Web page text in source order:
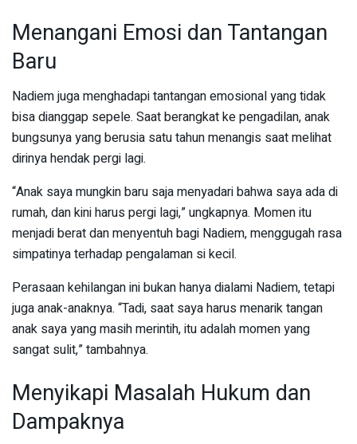
Menangani Emosi dan Tantangan
Baru
Nadiem juga menghadapi tantangan emosional yang tidak
bisa dianggap sepele. Saat berangkat ke pengadilan, anak
bungsunya yang berusia satu tahun menangis saat melihat
dirinya hendak pergi lagi.
“Anak saya mungkin baru saja menyadari bahwa saya ada di
rumah, dan kini harus pergi lagi,” ungkapnya. Momen itu
menjadi berat dan menyentuh bagi Nadiem, menggugah rasa
simpatinya terhadap pengalaman si kecil.
Perasaan kehilangan ini bukan hanya dialami Nadiem, tetapi
juga anak-anaknya. “Tadi, saat saya harus menarik tangan
anak saya yang masih merintih, itu adalah momen yang
sangat sulit,” tambahnya.
Menyikapi Masalah Hukum dan
Dampaknya